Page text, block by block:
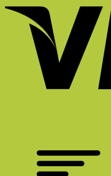
นั่ง
ยัง
ไง
ไม่
ให้
ล้า?
ควร